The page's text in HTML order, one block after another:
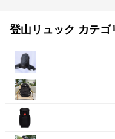
登山リュック カテゴ